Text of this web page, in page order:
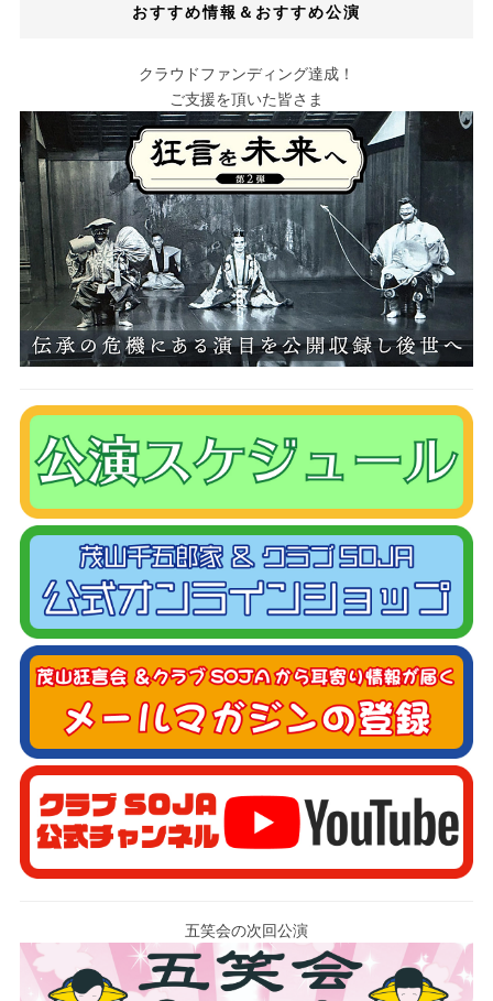
おすすめ情報＆おすすめ公演
クラウドファンディング達成！
ご支援を頂いた皆さま
五笑会の次回公演